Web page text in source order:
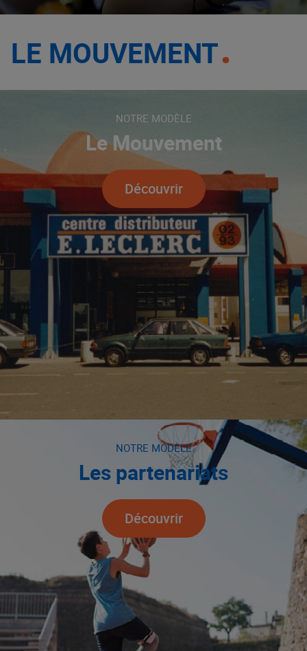
LE MOUVEMENT
NOTRE MODÈLE
Le Mouvement
Découvrir
NOTRE MODÈLE
Les partenariats
Découvrir